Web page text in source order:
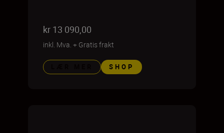
kr 13 090,00
inkl. Mva. + Gratis frakt
SHOP